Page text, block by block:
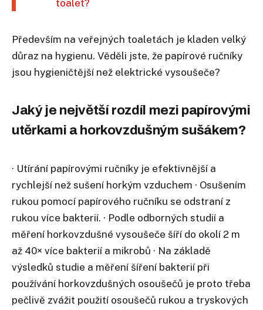
toalet?
Především na veřejných toaletách je kladen velký
důraz na hygienu. Věděli jste, že papírové ručníky
jsou hygieničtější než elektrické vysoušeče?
Jaký je největší rozdíl mezi papírovými
utěrkami a horkovzdušným sušákem?
· Utírání papírovými ručníky je efektivnější a
rychlejší než sušení horkým vzduchem · Osušením
rukou pomocí papírového ručníku se odstraní z
rukou více bakterií. · Podle odborných studií a
měření horkovzdušné vysoušeče šíří do okolí 2 m
až 40× více bakterií a mikrobů · Na základě
výsledků studie a měření šíření bakterií při
používání horkovzdušných osoušečů je proto třeba
pečlivě zvážit použití osoušečů rukou a tryskových